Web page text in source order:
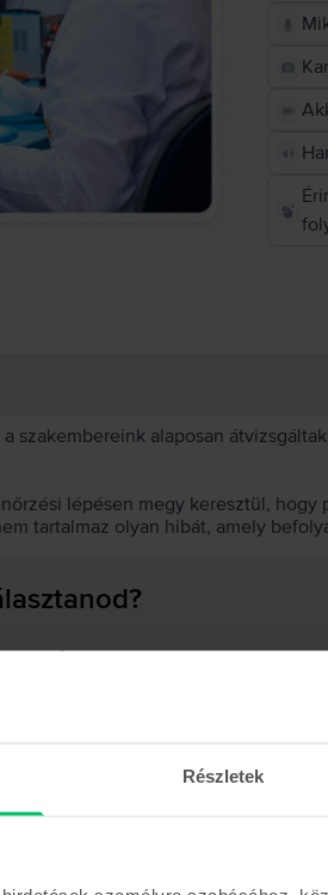
Részletek
alaposan
lépésen megy keresztül,
tartalmaz olyan hibát, amely